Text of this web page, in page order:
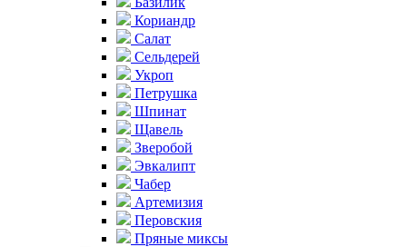
Кориандр
Салат
Сельдерей
Укроп
Петрушка
Шпинат
Щавель
Зверобой
Эвкалипт
Чабер
Артемизия
Перовския
Пряные миксы